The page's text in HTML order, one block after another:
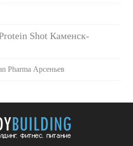
Shot Каменск-
Pharma Арсеньев